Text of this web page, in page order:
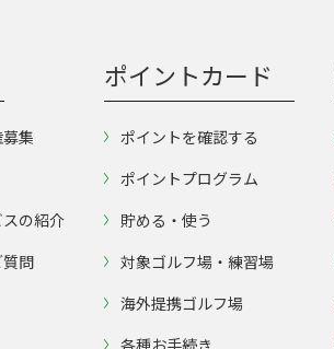
スターミナ
集
の紹介
問
ポイントカード
ポイントを確認する
ポイントプログラム
貯める・使う
対象ゴルフ場・練習場
海外提携ゴルフ場
各種お手続き